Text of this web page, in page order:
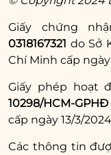
Hệ thống
chính hãng
nhanh lành
Cung cấp
tình, sẵn
điều trị,
Giấy chứng
0318167321 do Sở
Chí Minh cấp ngày
Giấy phép hoạt
10298/HCM-GPHĐ
cấp ngày 13/3/2024
Các thông tin